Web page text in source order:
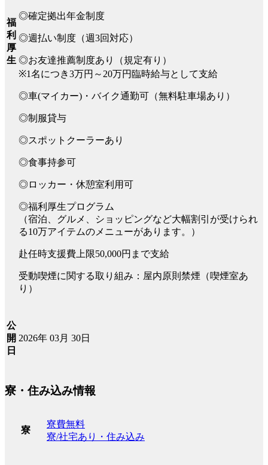
福
利
厚
生
◎確定拠出年金制度
◎週払い制度（週3回対応）
◎お友達推薦制度あり（規定有り）
※1名につき3万円～20万円臨時給与として支給
◎車(マイカー)・バイク通勤可（無料駐車場あり）
◎制服貸与
◎スポットクーラーあり
◎食事持参可
◎ロッカー・休憩室利用可
◎福利厚生プログラム
（宿泊、グルメ、ショッピングなど大幅割引が受けられ
る10万アイテムのメニューがあります。）
赴任時支援費上限50,000円まで支給
受動喫煙に関する取り組み：屋内原則禁煙（喫煙室あ
り）
公
開
日
2026年 03月 30日
寮・住み込み情報
寮
寮費無料
寮/社宅あり・住み込み